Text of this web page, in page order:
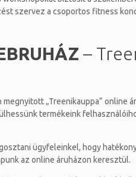
szervez a csoportos fitness
–
„Treenikauppa“
termékeink
ügyfeleinkel, hogy
az online áruházon keresztül.